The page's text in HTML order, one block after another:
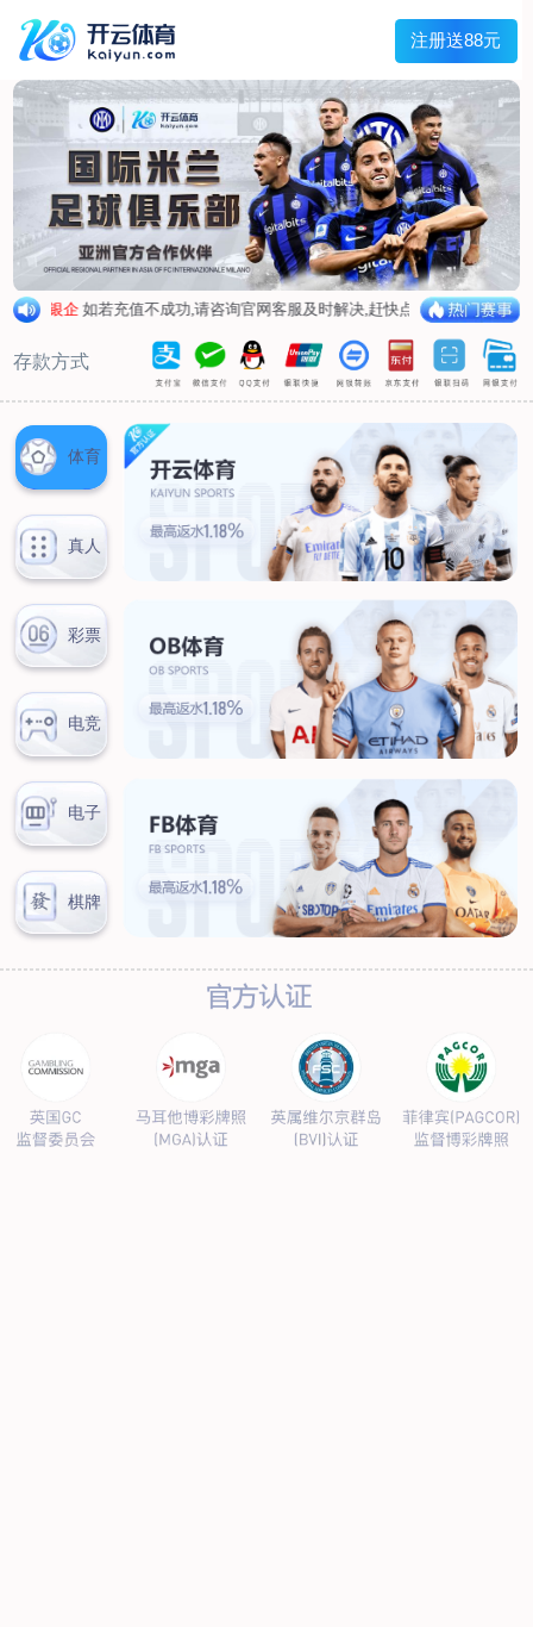
Menu
网站首页
关于我们
产品中心
荣誉资质
厂区设备
人才招聘
新闻中心
销售网点
联系我们